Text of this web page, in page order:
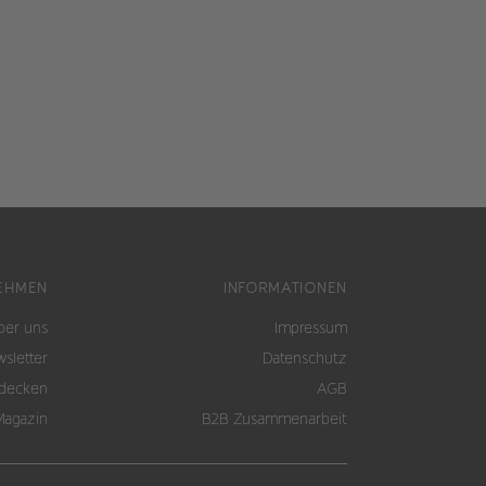
uns
INFORMATIONEN
Impressum
Datenschutz
AGB
B2B Zusammenarbeit